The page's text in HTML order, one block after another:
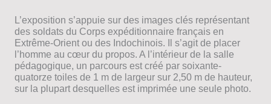
L’exposition s’appuie sur des images clés représentant
des soldats du Corps expéditionnaire français en
Extrême-Orient ou des Indochinois. Il s’agit de placer
l’homme au cœur du propos. A l’intérieur de la salle
pédagogique, un parcours est créé par soixante-
quatorze toiles de 1 m de largeur sur 2,50 m de hauteur,
sur la plupart desquelles est imprimée une seule photo.